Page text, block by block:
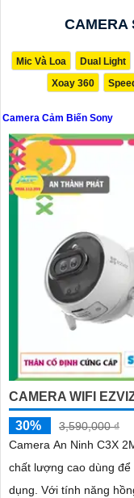
CAMERA
Mic Và Loa Dual Light
Xoay 360
Camera Cảm Biến Sony
CAMERA WIFI
30%
3,590,000 ₫
Camera An Ninh C3X
chất lượng cao dùng
dụng. Với tính năng hồng ngoại 30m, camera này sẽ mang lại